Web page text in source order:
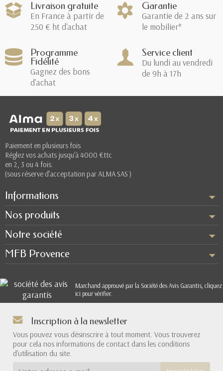
Livraison gratuite
En France à partir de
250 € ht d'achat
Garantie
Garantie de 2 ans sur
le mobilier*
Programme
Fidélité
Gagnez des bons
d'achat
Service client
Du lundi au vendredi
de 9h à 17h
Paiement en plusieurs fois
Réglez vos achats jusqu'à 4000 €ttc
en 2, 3 ou 4 fois.
(sous réserve d’acceptation par ALMA SAS )
Informations
Nos produits
Notre société
MFB Provence
Marchand approuvé par la Société des Avis Garantis, cliquez
ici pour vérifier.
Inscription à la newsletter
Vous pouvez vous désinscrire à tout moment. Vous trouverez
pour cela nos informations de contact dans les conditions
d'utilisation du site.